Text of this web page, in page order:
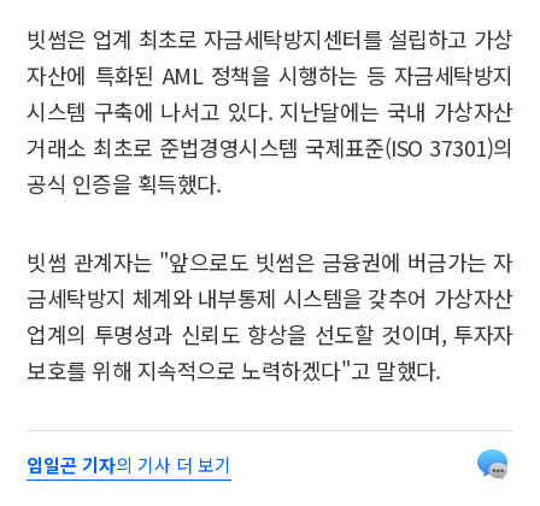
빗썸은 업계 최초로 자금세탁방지센터를 설립하고 가상
자산에 특화된 AML 정책을 시행하는 등 자금세탁방지
시스템 구축에 나서고 있다. 지난달에는 국내 가상자산
거래소 최초로 준법경영시스템 국제표준(ISO 37301)의
공식 인증을 획득했다.
빗썸 관계자는 "앞으로도 빗썸은 금융권에 버금가는 자
금세탁방지 체계와 내부통제 시스템을 갖추어 가상자산
업계의 투명성과 신뢰도 향상을 선도할 것이며, 투자자
보호를 위해 지속적으로 노력하겠다"고 말했다.
임일곤 기자의 기사 더 보기